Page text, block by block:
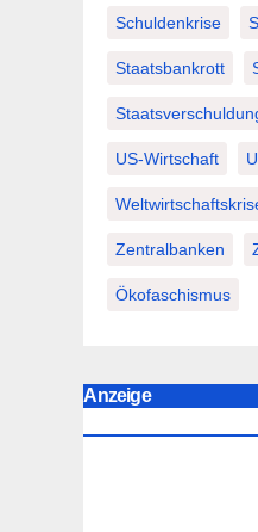
Schuldenkrise
Staatsbankrott
US-Wirtschaft
Zentralbanken
Ökofaschismus
Anzeige